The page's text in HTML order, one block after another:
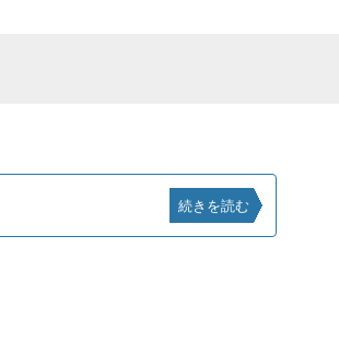
続きを読む